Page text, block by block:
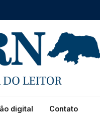
digital Contato